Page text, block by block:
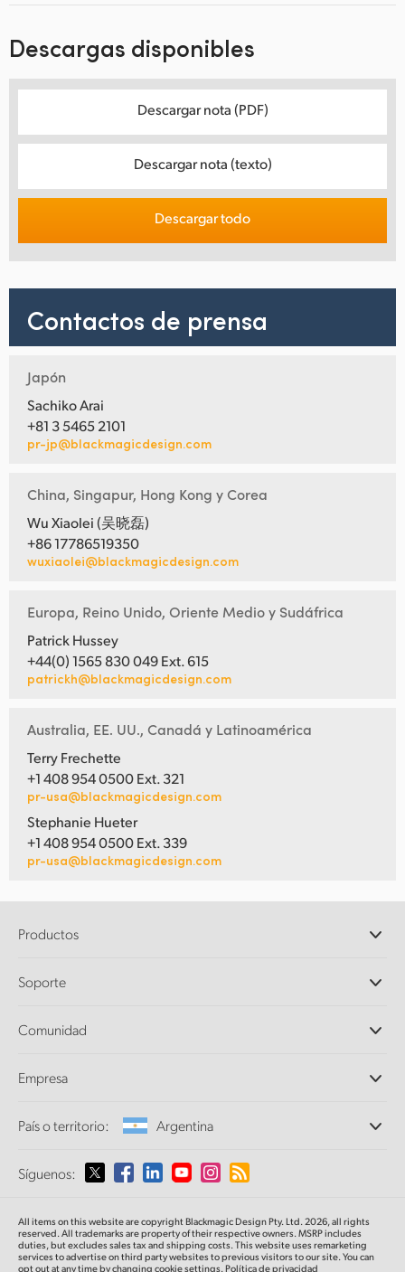
Descargas disponibles
Descargar nota (PDF)
Descargar nota (texto)
Descargar todo
Contactos de prensa
Japón
Sachiko Arai
+81 3 5465 2101
pr-jp@blackmagicdesign.com
China, Singapur, Hong Kong y Corea
Wu Xiaolei (吴晓磊)
+86 17786519350
wuxiaolei@blackmagicdesign.com
Europa, Reino Unido, Oriente Medio y Sudáfrica
Patrick Hussey
+44(0) 1565 830 049 Ext. 615
patrickh@blackmagicdesign.com
Australia, EE. UU., Canadá y Latinoamérica
Terry Frechette
+1 408 954 0500 Ext. 321
pr-usa@blackmagicdesign.com
Stephanie Hueter
+1 408 954 0500 Ext. 339
pr-usa@blackmagicdesign.com
Productos
DaVinci Resolve y Fusion
Ultimatte
Captura y reproducción
Conversión de formatos
Supervisión
Almacenamiento en redes
Direccionamiento y distribución
Transmisión y codificación
Soporte
Centro de soporte técnico
Comunidad
Empresa
Perfil empresarial
Medios
País o territorio: Argentina
Selecciona un país o territorio
Australia
Síguenos:
All items on this website are copyright Blackmagic Design Pty. Ltd. 2026, all rights
reserved. All trademarksare propertyof their respective owners. MSRP includes
duties, but excludes sales tax and shipping costs.This website uses remarketing
services to advertise on third party websites to previous visitors to our site.You can
opt out at any time by changing cookie settings.Política de privacidad